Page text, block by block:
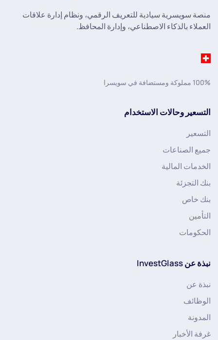
منصة سويسرية سيادية للتعريف الرقمي، ونظام إدارة علاقات
العملاء بالذكاء الاصطناعي، وإدارة المحافظ.
100% مملوكة ومستضافة في سويسرا
التسعير وحالات الاستخدام
التسعير
جميع الصناعات
الخدمات المالية
بنك التجزئة
بنك خاص
التأمين
الحكومات
نبذة عن InvestGlass
نبذة عن
الوظائف
المدونة
غرفة الأخبار